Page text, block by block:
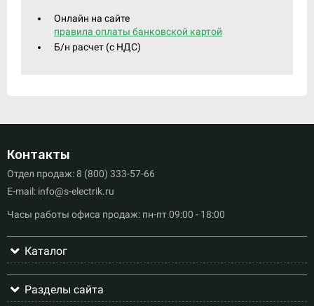
Онлайн на сайте
правила оплаты банковской картой
Б/н расчет (c НДС)
Контакты
Отдел продаж: 8 (800) 333-57-66
E-mail: info@s-electrik.ru
Часы работы офиса продаж: пн-пт 09:00 - 18:00
Каталог
Разделы сайта